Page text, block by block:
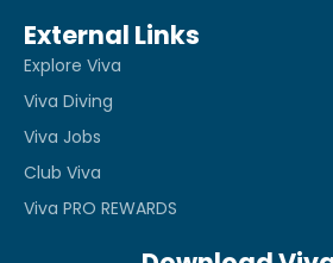
External Links
Explore Viva
Viva Diving
Viva Jobs
Club Viva
Viva PRO REWARDS